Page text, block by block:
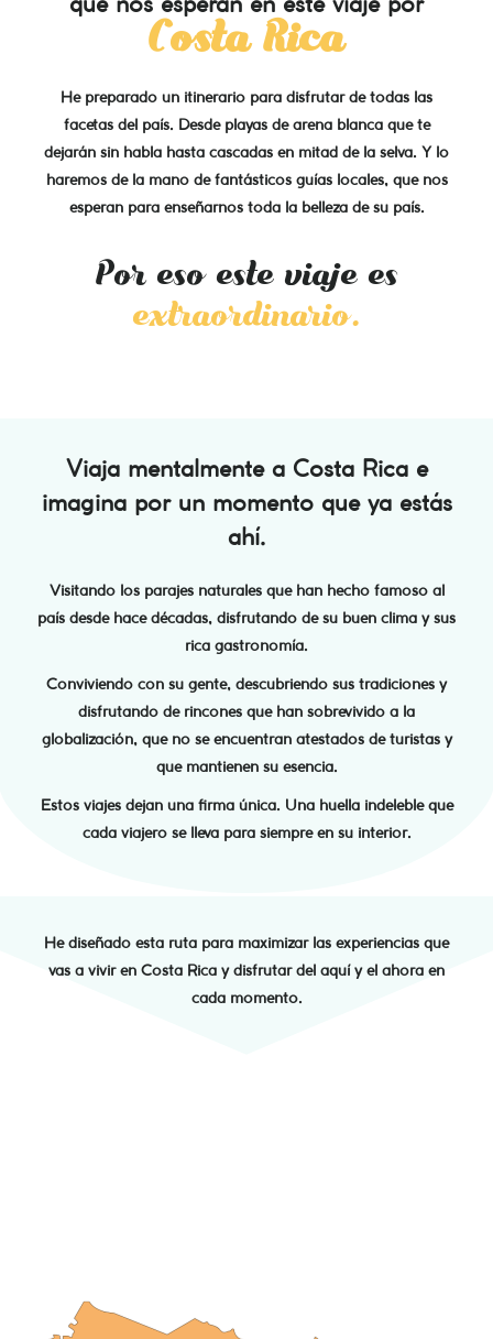
que nos esperan en este viaje por
Costa Rica
He preparado un itinerario para disfrutar de todas las
facetas del país. Desde playas de arena blanca que te
dejarán sin habla hasta cascadas en mitad de la selva. Y lo
haremos de la mano de fantásticos guías locales, que nos
esperan para enseñarnos toda la belleza de su país.
Por eso este viaje es
extraordinario.
Viaja mentalmente a Costa Ricae
imagina por un momento que ya estás
ahí.
Visitando los parajes naturales que han hecho famoso al
país desde hace décadas, disfrutando de su buen clima y sus
rica gastronomía.
Conviviendo con su gente, descubriendo sus tradiciones y
disfrutando de rincones que han sobrevivido a la
globalización, que no se encuentran atestados de turistas y
que mantienen su esencia.
Estos viajes dejan una firma única. Una huella indeleble que
cada viajero se lleva para siempre en su interior.
He diseñado esta ruta para maximizar las experiencias que
vas a vivir en Costa Rica y disfrutar del aquí y el ahora en
cada momento.